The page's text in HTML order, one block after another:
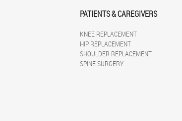
PATIENTS & CAREGIVERS
KNEE REPLACEMENT
HIP REPLACEMENT
SHOULDER REPLACEMENT
SPINE SURGERY